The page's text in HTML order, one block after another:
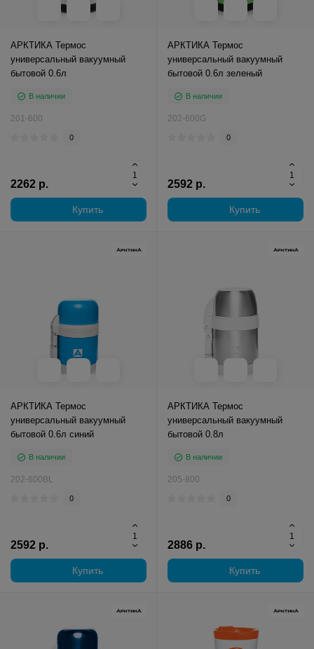
АРКТИКА Термос
универсальный вакуумный
бытовой 0.6л
В наличии
201-600
0
2262 р.
Купить
АРКТИКА Термос
универсальный вакуумный
бытовой 0.6л зеленый
В наличии
202-600G
0
2592 р.
Купить
АРКТИКА Термос
универсальный вакуумный
бытовой 0.6л синий
В наличии
202-600BL
0
2592 р.
Купить
АРКТИКА Термос
универсальный вакуумный
бытовой 0.8л
В наличии
205-800
0
2886 р.
Купить